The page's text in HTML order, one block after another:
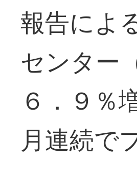
報告によ
センター
６．９％
月連続で